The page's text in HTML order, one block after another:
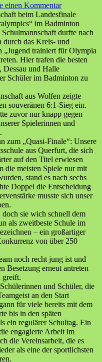
einen Kommentar
beim Landesfinale
im Badminton
durfte nach
durch das Kreis- und
„Jugend trainiert für Olympia
Hier trafen die besten
Dessau und Halle
Schüler im Badminton zu
aus Wolfen zeigte
souveränen 6:1-Sieg ein.
zuvor nur knapp gegen
Spielerinnen und
zum „Quasi-Finale“: Unsere
aus Querfurt, die sich
auf den Titel erwiesen
die meisten Spiele nur mit
stand es nach sechs
Doppel die Entscheidung
musste sich unser
sie wich schnell dem
als zweitbeste Schule im
– ein großartiger
von über 250
noch recht jung ist und
Besetzung erneut antreten
greift.
und Schüler, die
an den Start
für viele bereits mit dem
bis in den späten
ein regulärer Schultag. Ein
engagierte Arbeit im
die Vereinsarbeit, die es
als eine der sportlichsten